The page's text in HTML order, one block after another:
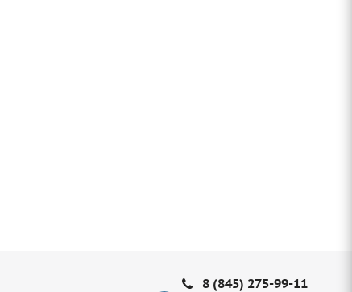
8 (845) 275-99-11